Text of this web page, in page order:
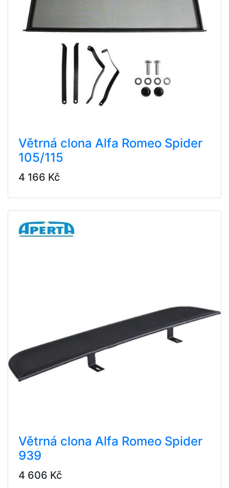
Větrná clona Alfa Romeo Spider
105/115
4 166 Kč
Větrná clona Alfa Romeo Spider
939
4 606 Kč